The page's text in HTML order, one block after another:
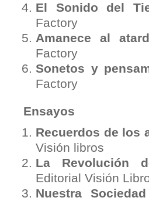
El Sonido del
Factory
Amanece al
Factory
Sonetos y
Factory
Ensayos
Recuerdos de los
Visión libros
La Revolución
Editorial Visión
Nuestra